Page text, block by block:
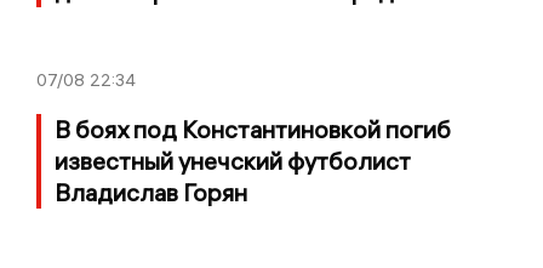
07/08 22:34
В боях под Константиновкой погиб
известный унечский футболист
Владислав Горян